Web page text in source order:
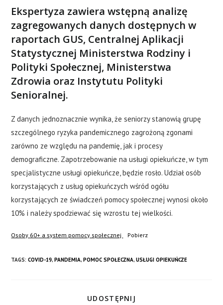
Ekspertyza zawiera wstępną analizę
zagregowanych danych dostępnych w
raportach GUS, Centralnej Aplikacji
Statystycznej Ministerstwa Rodziny i
Polityki Społecznej, Ministerstwa
Zdrowia oraz Instytutu Polityki
Senioralnej.
Z danych jednoznacznie wynika, że seniorzy stanowią grupę
szczególnego ryzyka pandemicznego zagrożoną zgonami
zarówno ze względu na pandemię, jak i procesy
demograficzne. Zapotrzebowanie na usługi opiekuńcze, w tym
specjalistyczne usługi opiekuńcze, będzie rosło. Udział osób
korzystających z usług opiekuńczych wśród ogółu
korzystających ze świadczeń pomocy społecznej wynosi około
10% i należy spodziewać się wzrostu tej wielkości.
Osoby 60+ a system pomocy społecznej Pobierz
TAGS:COVID-19, PANDEMIA, POMOC SPOŁECZNA, USŁUGI OPIEKUŃCZE
UDOSTĘPNIJ